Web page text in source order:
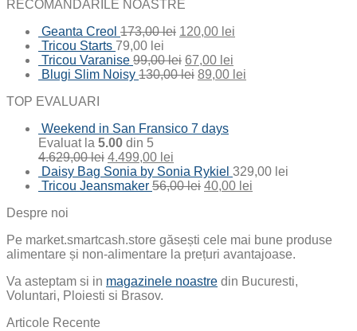
RECOMANDARILE NOASTRE
Geanta Creol 173,00lei 120,00 lei
Tricou Starts 79,00 lei
Tricou Varanise 99,00lei 67,00 lei
Blugi Slim Noisy 130,00lei 89,00 lei
TOP EVALUARI
Weekend in San Fransico 7 days
Evaluat la 5.00 din 5
4.629,00lei 4.499,00 lei
Daisy Bag Sonia by Sonia Rykiel 329,00 lei
Tricou Jeansmaker 56,00lei 40,00 lei
Despre noi
Pe market.smartcash.store găsești cele mai bune produse
alimentare și non-alimentare la prețuri avantajoase.
Va asteptam si in magazinele noastre din Bucuresti,
Voluntari, Ploiesti si Brasov.
Articole Recente